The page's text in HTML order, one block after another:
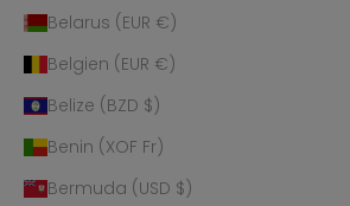
Belarus (EUR €)
Belgien (EUR €)
Belize (BZD $)
Benin (XOF Fr)
Bermuda (USD $)